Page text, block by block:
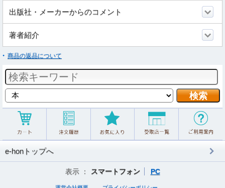
出版社・メーカーからのコメント
著者紹介
商品の返品について
e-honトップへ
表示 ： スマートフォン PC